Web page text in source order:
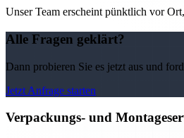
Unser Team erscheint pünktlich vor
Alle Fragen geklärt?
Dann probieren Sie es jetzt aus und
Jetzt Anfrage starten
Verpackungs- und